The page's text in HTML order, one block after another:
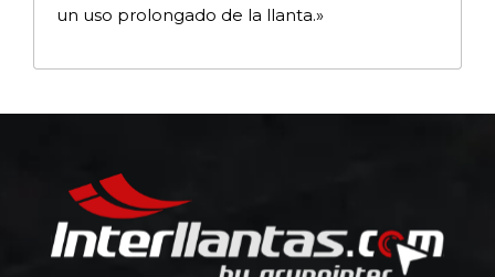
un uso prolongado de la llanta.»